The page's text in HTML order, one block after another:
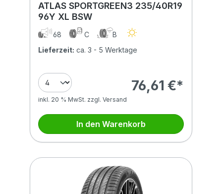
ATLAS SPORTGREEN3 235/40R19
96Y XL BSW
68 C
B
Lieferzeit: ca. 3 - 5 Werktage
76,61 €*
inkl. 20 % MwSt. zzgl. Versand
In den Warenkorb